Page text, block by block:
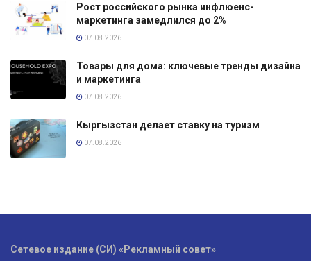
Рост российского рынка инфлюенс-
маркетинга замедлился до 2%
07.08.2026
Товары для дома: ключевые тренды дизайна
и маркетинга
07.08.2026
Кыргызстан делает ставку на туризм
07.08.2026
Сетевое издание (СИ) «Рекламный совет»